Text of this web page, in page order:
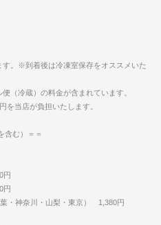
す。※到着後は冷凍室保存をオススメいた
（冷蔵）の料金が含まれています。
を当店が負担いたします。
含む）＝＝
円
円
・神奈川・山梨・東京） 1,380円